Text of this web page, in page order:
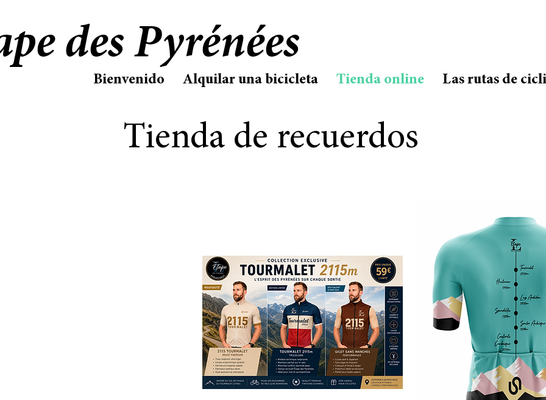
Bienvenido Alquilar una bicicleta Tienda online Las rutas de
des Pyrénées
Tienda de recuerdos